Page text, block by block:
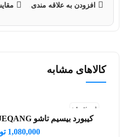
افزودن به علاقه مندی
کالاهای مشابه
فروخته شد
اطلاعاتکیبورد بیسیم تاشو JEQANG جکنگ مدل JB-829
1,080,000